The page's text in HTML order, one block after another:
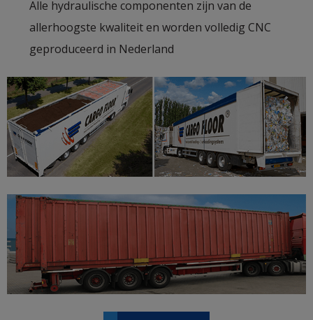
Alle hydraulische componenten zijn van de
allerhoogste kwaliteit en worden volledig CNC
geproduceerd in Nederland